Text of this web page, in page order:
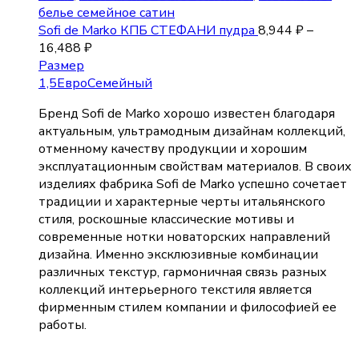
белье семейное сатин
Sofi de Marko КПБ СТЕФАНИ пудра 8,944 ₽–
16,488 ₽
Размер
1,5ЕвроСемейный
Бренд Sofi de Marko хорошо известен благодаря
актуальным, ультрамодным дизайнам коллекций,
отменному качеству продукции и хорошим
эксплуатационным свойствам материалов. В своих
изделиях фабрика Sofi de Marko успешно сочетает
традиции и характерные черты итальянского
стиля, роскошные классические мотивы и
современные нотки новаторских направлений
дизайна. Именно эксклюзивные комбинации
различных текстур, гармоничная связь разных
коллекций интерьерного текстиля является
фирменным стилем компании и философией ее
работы.